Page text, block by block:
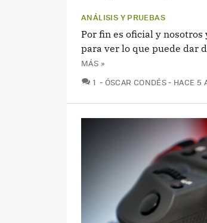
ANÁLISIS Y PRUEBAS
Por fin es oficial y
para ver lo que puede dar
MÁS »
1 COMENTARIOS
ÓSCAR CONDÉS HACE 5